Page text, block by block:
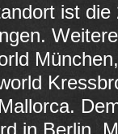
ist
in Berlin,